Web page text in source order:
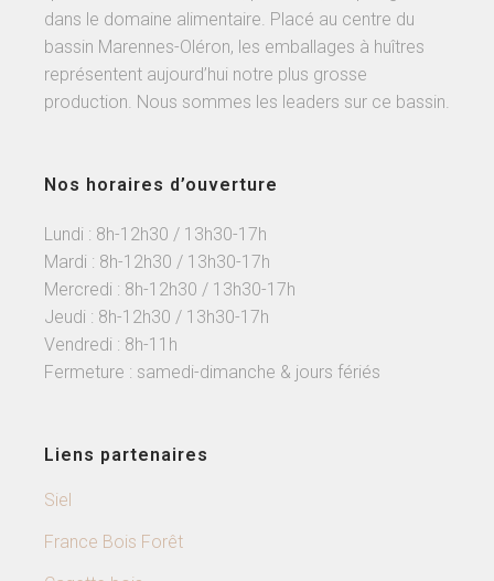
dans le domaine alimentaire. Placé au centre du
bassin Marennes-Oléron, les emballages à huîtres
représentent aujourd’hui notre plus grosse
production. Nous sommes les leaders sur ce bassin.
Nos horaires d’ouverture
Lundi : 8h-12h30 / 13h30-17h
Mardi : 8h-12h30 / 13h30-17h
Mercredi : 8h-12h30 / 13h30-17h
Jeudi : 8h-12h30 / 13h30-17h
Vendredi : 8h-11h
Fermeture : samedi-dimanche & jours fériés
Liens partenaires
Siel
France Bois Forêt